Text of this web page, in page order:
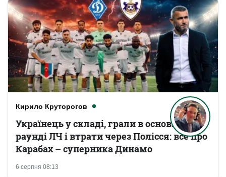
Кирило Круторогов
6 серпня 08:13
Українець у складі, грали в основному
раунді ЛЧ і втрати через Полісся: все про
Карабах – суперника Динамо